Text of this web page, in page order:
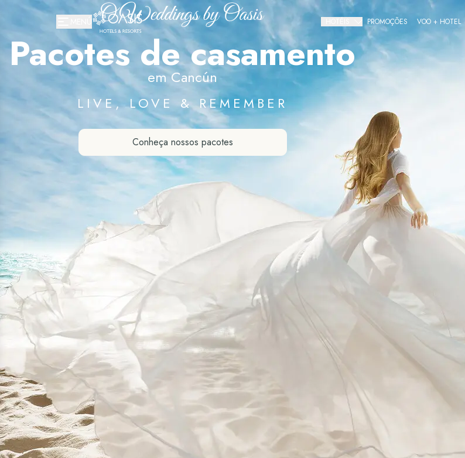
Oasis Hotels & Resorts
Gourmet All Inclusive
The Pyramid Cancun
The Sens Cancun
The Grand Oasis Cancun
Grand Oasis Palm
Oasis Palm
Urban Hotels
Oh! Cancun The Urban Oasis & Beach Club
Smart Cancún
Ver todos os hotéis
PROMOÇÕES VOO + HOTEL
Pacotes de casamento
em Cancún
LIVE, LOVE & REMEMBER
Conheça nossos pacotes